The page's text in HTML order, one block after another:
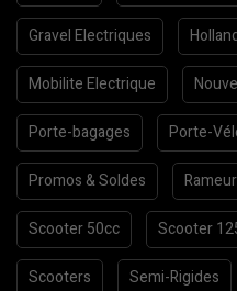
Gravel Electriques
Mobilite Electrique
Porte-bagages Porte-
Promos & Soldes
Scooter 50cc Scooter
Scooters Semi-Rigides